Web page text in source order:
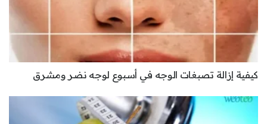
كيفية إزالة تصبغات الوجه في أسبوع لوجه نضر ومشرق